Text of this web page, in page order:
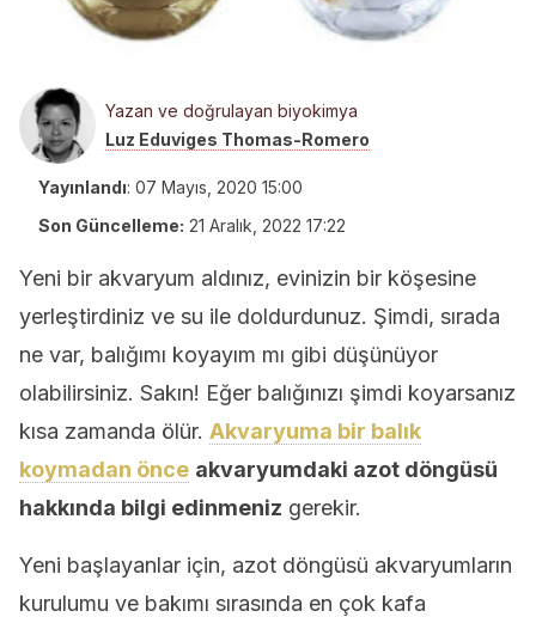
Yazan ve doğrulayan biyokimya
Luz Eduviges Thomas-Romero
Yayınlandı: 07 Mayıs, 2020 15:00
Son Güncelleme: 21 Aralık, 2022 17:22
Yeni bir akvaryum aldınız, evinizin bir köşesine
yerleştirdiniz ve su ile doldurdunuz. Şimdi, sırada
ne var, balığımı koyayım mı gibi düşünüyor
olabilirsiniz. Sakın! Eğer balığınızı şimdi koyarsanız
kısa zamanda ölür. Akvaryuma bir balık
koymadan önce akvaryumdaki azot döngüsü
hakkında bilgi edinmeniz gerekir.
Yeni başlayanlar için, azot döngüsü akvaryumların
kurulumu ve bakımı sırasında en çok kafa